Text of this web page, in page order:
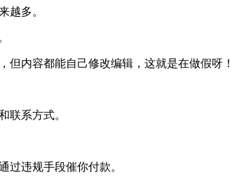
越多。
但内容都能自己修改编辑，这就是在做假呀！
联系方式。
过违规手段催你付款。